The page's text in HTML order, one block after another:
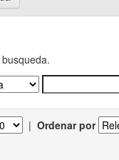
| Ordenar por